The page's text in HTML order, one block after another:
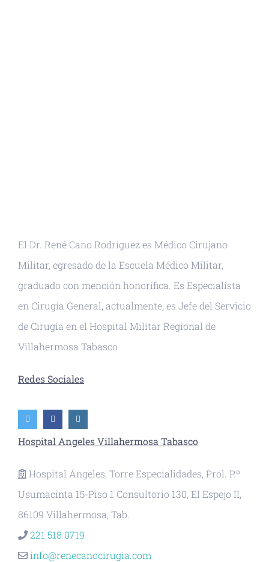
El Dr. René Cano Rodríguez es Médico Cirujano
Militar, egresado de la Escuela Médico Militar,
graduado con mención honorífica. Es Especialista
en Cirugía General, actualmente, es Jefe del Servicio
de Cirugía en el Hospital Militar Regional de
Villahermosa Tabasco
Redes Sociales
Hospital Angeles Villahermosa Tabasco
Hospital Ángeles, Torre Especialidades, Prol. P.º
Usumacinta 15-Piso 1 Consultorio 130, El Espejo II,
86109 Villahermosa, Tab.
221 518 0719
info@renecanocirugia.com